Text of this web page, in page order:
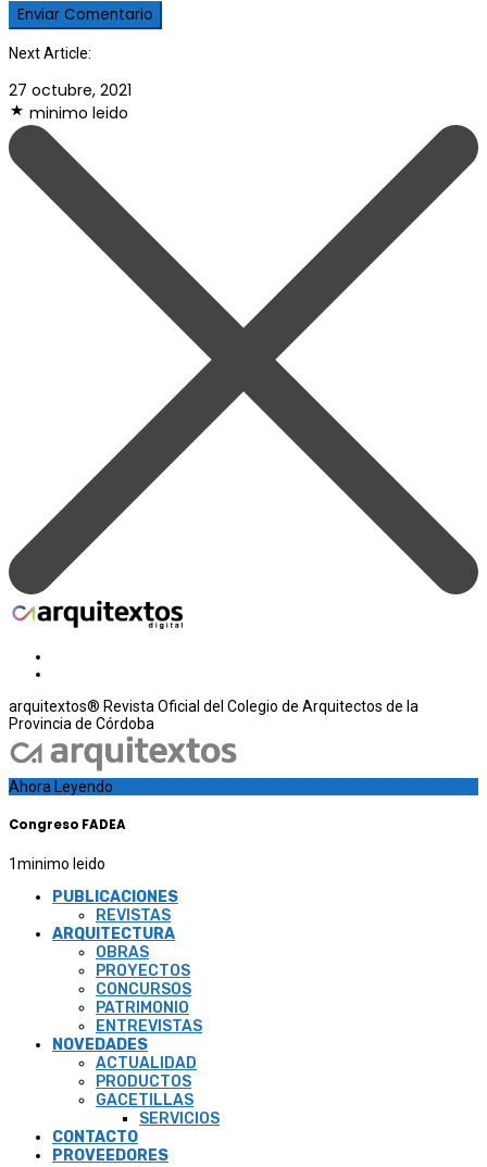
Next Article:
27 octubre, 2021
minimo leido
arquitextos® Revista Oficial del Colegio de Arquitectos de la
Provincia de Córdoba
Ahora Leyendo
Congreso FADEA
1minimo leido
PUBLICACIONES
REVISTAS
ARQUITECTURA
OBRAS
PROYECTOS
CONCURSOS
PATRIMONIO
ENTREVISTAS
NOVEDADES
ACTUALIDAD
PRODUCTOS
GACETILLAS
SERVICIOS
CONTACTO
PROVEEDORES